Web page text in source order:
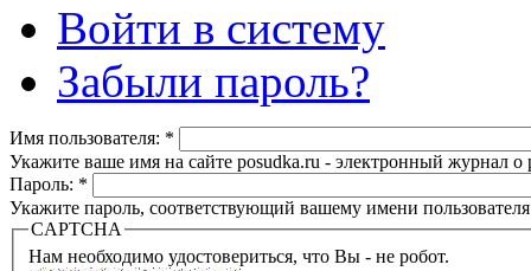
Войти в систему
Забыли пароль?
Имя пользователя: *
Укажите ваше имя на сайте posudka.ru - электронный журнал
Пароль: *
Укажите пароль, соответствующий вашему имени
CAPTCHA
Нам необходимо удостовериться, что Вы - не робот.